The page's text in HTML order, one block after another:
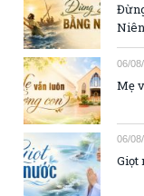
06/
Mẹ
06/
Giọt